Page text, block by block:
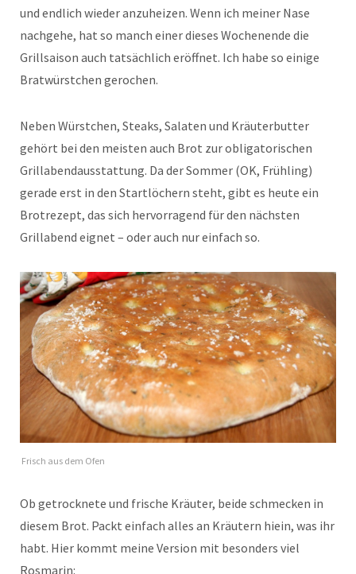
und endlich wieder anzuheizen. Wenn ich meiner Nase
nachgehe, hat so manch einer dieses Wochenende die
Grillsaison auch tatsächlich eröffnet. Ich habe so einige
Bratwürstchen gerochen.
Neben Würstchen, Steaks, Salaten und Kräuterbutter
gehört bei den meisten auch Brot zur obligatorischen
Grillabendausstattung. Da der Sommer (OK, Frühling)
gerade erst in den Startlöchern steht, gibt es heute ein
Brotrezept, das sich hervorragend für den nächsten
Grillabend eignet – oder auch nur einfach so.
Frisch aus dem Ofen
Ob getrocknete und frische Kräuter, beide schmecken in
diesem Brot. Packt einfach alles an Kräutern hiein, was ihr
habt. Hier kommt meine Version mit besonders viel
Rosmarin: